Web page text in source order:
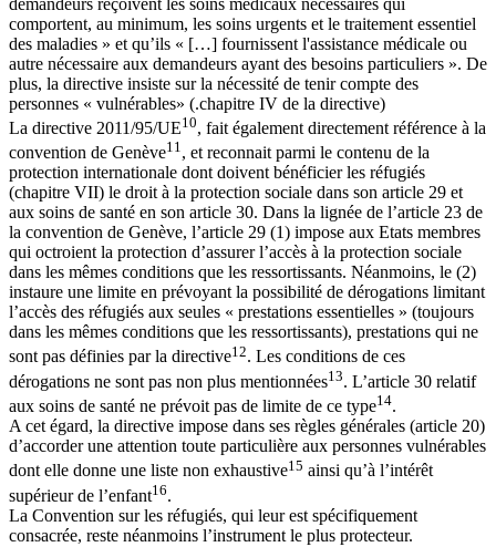
comportent, au minimum, les soins urgents et le traitement essentiel
des maladies » et qu’ils « […] fournissent l'assistance médicale ou
autre nécessaire aux demandeurs ayant des besoins particuliers ». De
plus, la directive insiste sur la nécessité de tenir compte des
personnes « vulnérables» (.chapitre IV de la directive)
La directive 2011/95/UE10, fait également directement référence à la
convention de Genève11, et reconnait parmi le contenu de la
protection internationale dont doivent bénéficier les réfugiés
(chapitre VII) le droit à la protection sociale dans son article 29 et
aux soins de santé en son article 30. Dans la lignée de l’article 23 de
la convention de Genève, l’article 29 (1) impose aux Etats membres
qui octroient la protection d’assurer l’accès à la protection sociale
dans les mêmes conditions que les ressortissants. Néanmoins, le (2)
instaure une limite en prévoyant la possibilité de dérogations limitant
l’accès des réfugiés aux seules « prestations essentielles » (toujours
dans les mêmes conditions que les ressortissants), prestations qui ne
sont pas définies par la directive12. Les conditions de ces
dérogations ne sont pas non plus mentionnées13. L’article 30 relatif
aux soins de santé ne prévoit pas de limite de ce type14.
A cet égard, la directive impose dans ses règles générales (article 20)
d’accorder une attention toute particulière aux personnes vulnérables
dont elle donne une liste non exhaustive15 ainsi qu’à l’intérêt
supérieur de l’enfant16.
La Convention sur les réfugiés, qui leur est spécifiquement
consacrée, reste néanmoins l’instrument le plus protecteur.